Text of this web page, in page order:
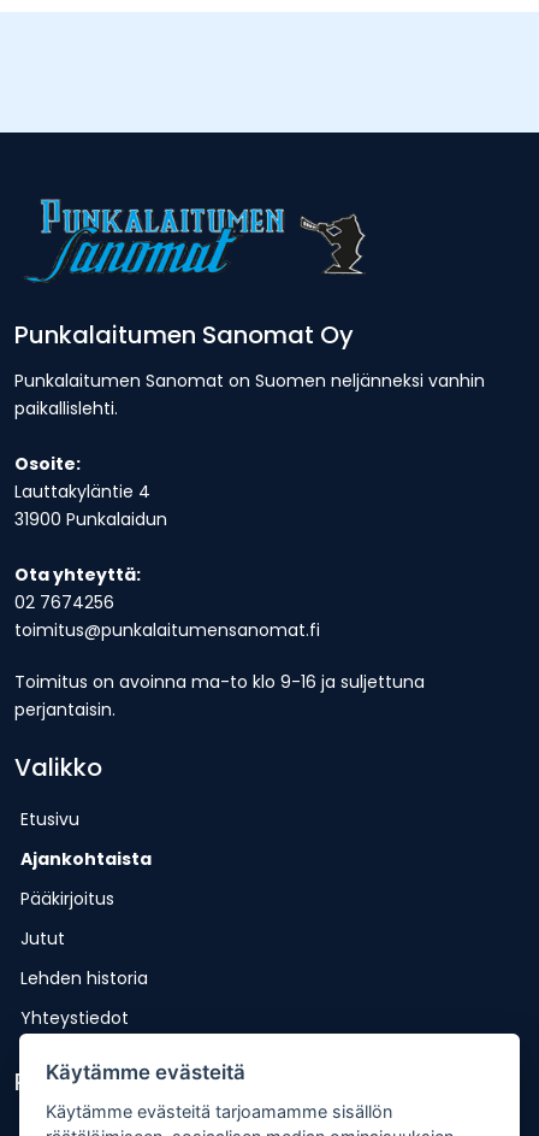
Punkalaitumen Sanomat Oy
Punkalaitumen Sanomat on Suomen neljänneksi vanhin
paikallislehti.
Osoite:
Lauttakyläntie 4
31900 Punkalaidun
Ota yhteyttä:
02 7674256
toimitus@punkalaitumensanomat.fi
Toimitus on avoinna ma-to klo 9-16 ja suljettuna
perjantaisin.
Valikko
Etusivu
Ajankohtaista
Pääkirjoitus
Jutut
Lehden historia
Yhteystiedot
Pikalinkit
Käytämme evästeitä
Käytämme evästeitä tarjoamamme sisällön